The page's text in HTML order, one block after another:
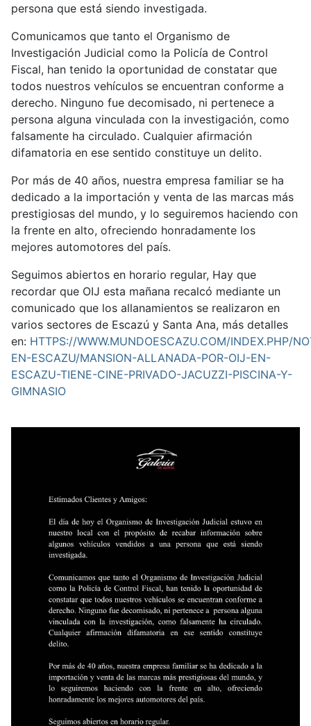
persona que está siendo investigada.
Comunicamos que tanto el Organismo de
Investigación Judicial como la Policía de Control
Fiscal, han tenido la oportunidad de constatar que
todos nuestros vehículos se encuentran conforme a
derecho. Ninguno fue decomisado, ni pertenece a
persona alguna vinculada con la investigación, como
falsamente ha circulado. Cualquier afirmación
difamatoria en ese sentido constituye un delito.
Por más de 40 años, nuestra empresa familiar se ha
dedicado a la importación y venta de las marcas más
prestigiosas del mundo, y lo seguiremos haciendo con
la frente en alto, ofreciendo honradamente los
mejores automotores del país.
Seguimos abiertos en horario regular, Hay que
recordar que OIJ esta mañana recalcó mediante un
comunicado que los allanamientos se realizaron en
varios sectores de Escazú y Santa Ana, más detalles
en: HTTPS://WWW.MUNDOESCAZU.COM/INDEX.PHP/
EN-ESCAZU/MANSION-ALLANADA-POR-OIJ-EN-
ESCAZU-TIENE-CINE-PRIVADO-JACUZZI-PISCINA-Y-
GIMNASIO